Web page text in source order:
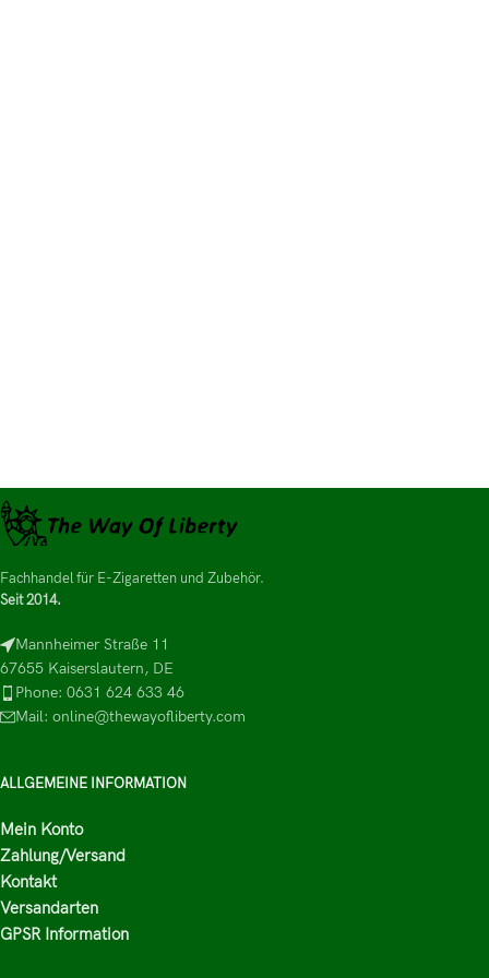
Fachhandel für E-Zigaretten und Zubehör.
Seit 2014.
Mannheimer Straße 11
67655 Kaiserslautern, DE
Phone: 0631 624 633 46
Mail: online@thewayofliberty.com
ALLGEMEINE INFORMATION
Mein Konto
Zahlung/Versand
Kontakt
Versandarten
GPSR Information